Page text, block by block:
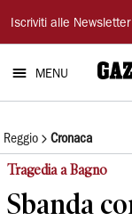
Gazzetta
di
Reggio
Iscriviti alle Newsletter
MENU
Reggio Cronaca
Tragedia a Bagno
Sbanda